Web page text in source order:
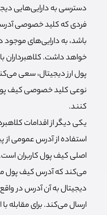
دسترسی به دارایی‌هایی
فردی که کلید خصوصی
باشد، به دارایی‌های
خواهد داشت. کلاهبرداران
پول ارز دیجیتال، سعی
نوعی کلید خصوصی کیف
کنند.
یکی دیگر از اقدامات
استفاده از آدرس عمومی
اصلی کیف پول کاربران است.
می‌کند که آدرس کیف پول
دیجیتال به آن آدرس در واقع
ارسال می‌کند. برای مقابله با